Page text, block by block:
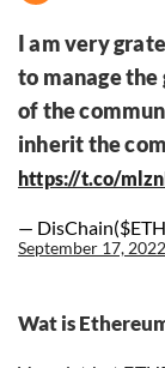
I am very
to manage the
of the
inherit the
https://t.co/
—
September 17, 2022
Wat is